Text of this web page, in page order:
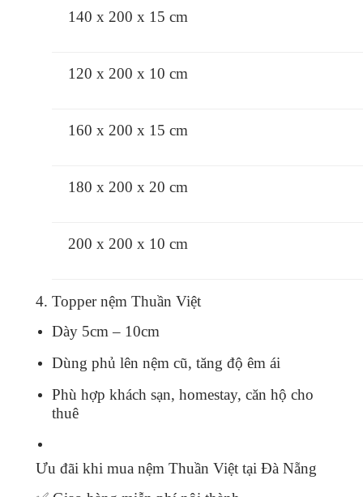
140 x 200 x 15 cm
120 x 200 x 10 cm
160 x 200 x 15 cm
180 x 200 x 20 cm
200 x 200 x 10 cm
4. Topper nệm Thuần Việt
Dày 5cm – 10cm
Dùng phủ lên nệm cũ, tăng độ êm ái
Phù hợp khách sạn, homestay, căn hộ cho
thuê
Ưu đãi khi mua nệm Thuần Việt tại Đà Nẵng